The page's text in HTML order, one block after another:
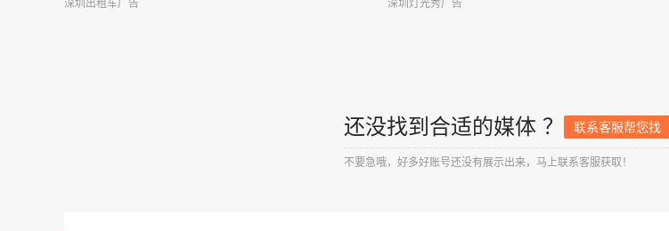
深圳出租车广告 深圳灯光秀广告
还没找到合适的媒体 ？ 联系客服帮您找
不要急哦，好多好账号还没有展示出来，马上联系客服获取！